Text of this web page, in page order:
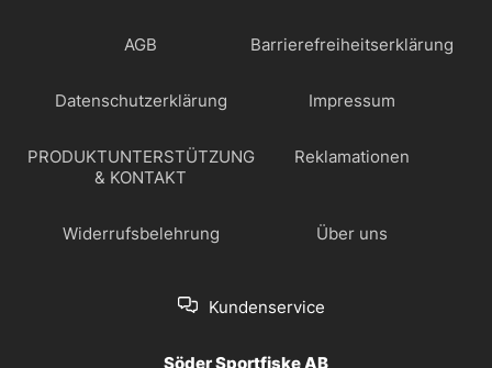
AGB Barrierefreiheitserklärung
Datenschutzerklärung Impressum
PRODUKTUNTERSTÜTZUNG
& KONTAKT
Reklamationen
Widerrufsbelehrung Über uns
Kundenservice
Söder Sportfiske AB